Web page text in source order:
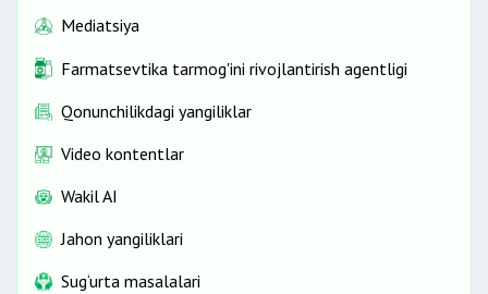
Mediatsiya
Farmatsevtika tarmog'ini rivojlantirish agentligi
Qonunchilikdagi yangiliklar
Video kontentlar
Wakil AI
Jahon yangiliklari
Sug‘urta masalalari